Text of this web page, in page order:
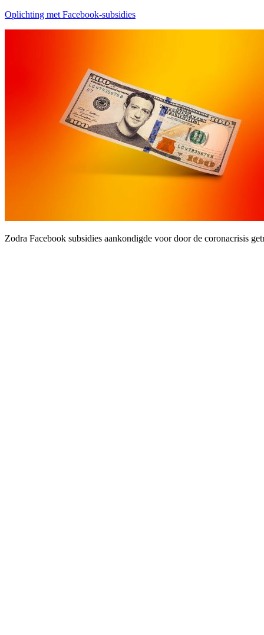
Oplichting met Facebook-subsidies
Zodra Facebook subsidies aankondigde voor door de coronacrisis